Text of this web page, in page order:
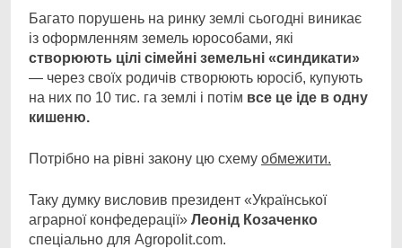
Багато порушень на ринку землі сьогодні виникає
із оформленням земель юрособами, які
створюють цілі сімейні земельні «синдикати»
— через своїх родичів створюють юросіб, купують
на них по 10 тис. га землі і потім все це іде в одну
кишеню.
Потрібно на рівні закону цю схему обмежити.
Таку думку висловив президент «Української
аграрної конфедерації» Леонід Козаченко
спеціально для Agropolit.com.